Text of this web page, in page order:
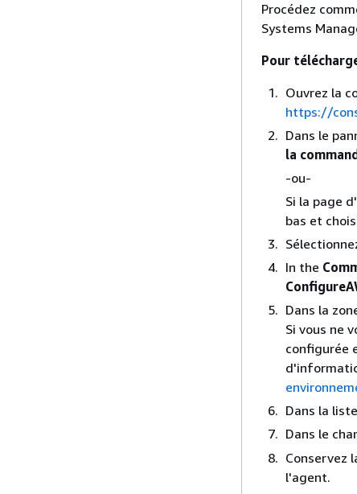
Procédez
Systems
Pour
Ouvrez la
https://
Dans le
la
-ou-
Si la page
bas et
In the
Dans la
Si vous ne
configurée
Dans la liste
Dans le
Conservez
l'agent.